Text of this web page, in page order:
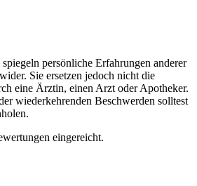
persönliche Erfahrungen anderer
Sie ersetzen jedoch nicht die
eine Ärztin, einen Arzt oder Apotheker.
wiederkehrenden Beschwerden solltest
eingereicht.